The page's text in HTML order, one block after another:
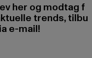
her og modtag f
trends, tilbu
e-mail!